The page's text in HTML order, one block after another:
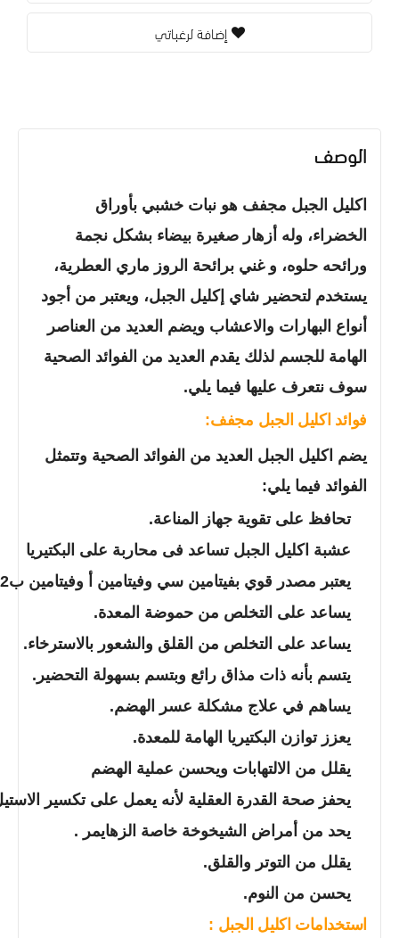
إضافة لرغباتي
الوصف
اكليل الجبل مجفف هو نبات خشبي بأوراق
الخضراء، وله أزهار صغيرة بيضاء بشكل نجمة
ورائحه حلوه، و غني برائحة الروز ماري العطرية،
يستخدم لتحضير شاي إكليل الجبل، ويعتبر من أجود
أنواع البهارات والاعشاب ويضم العديد من العناصر
الهامة للجسم لذلك يقدم العديد من الفوائد الصحية
سوف نتعرف عليها فيما يلي.
فوائد اكليل الجبل مجفف:
يضم اكليل الجبل العديد من الفوائد الصحية وتتمثل
الفوائد فيما يلي:
تحافظ على تقوية جهاز المناعة.
عشبة اكليل الجبل تساعد فى محاربة على البكتيريا
يعتبر مصدر قوي بفيتامين سي وفيتامين أ وفيتامين ب12 لذلك يمثل التمثيل الغذائى.
يساعد على التخلص من حموضة المعدة.
يساعد على التخلص من القلق والشعور بالاسترخاء.
يتسم بأنه ذات مذاق رائع وبتسم بسهولة التحضير.
يساهم في علاج مشكلة عسر الهضم.
يعزز توازن البكتيريا الهامة للمعدة.
يقلل من الالتهابات ويحسن عملية الهضم
يحفز صحة القدرة العقلية لأنه يعمل على تكسير
يحد من أمراض الشيخوخة خاصة الزهايمر .
يقلل من التوتر والقلق.
يحسن من النوم.
استخدامات اكليل الجبل :